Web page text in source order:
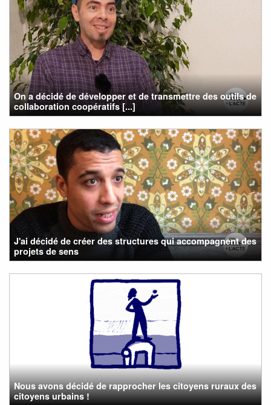
On a décidé de développer et de transmettre des outils de
collaboration coopératifs [...]
J'ai décidé de créer des structures qui accompagnent des
projets de sens
Nous avons décidé de rapprocher les citoyens ruraux des
citoyens urbains !